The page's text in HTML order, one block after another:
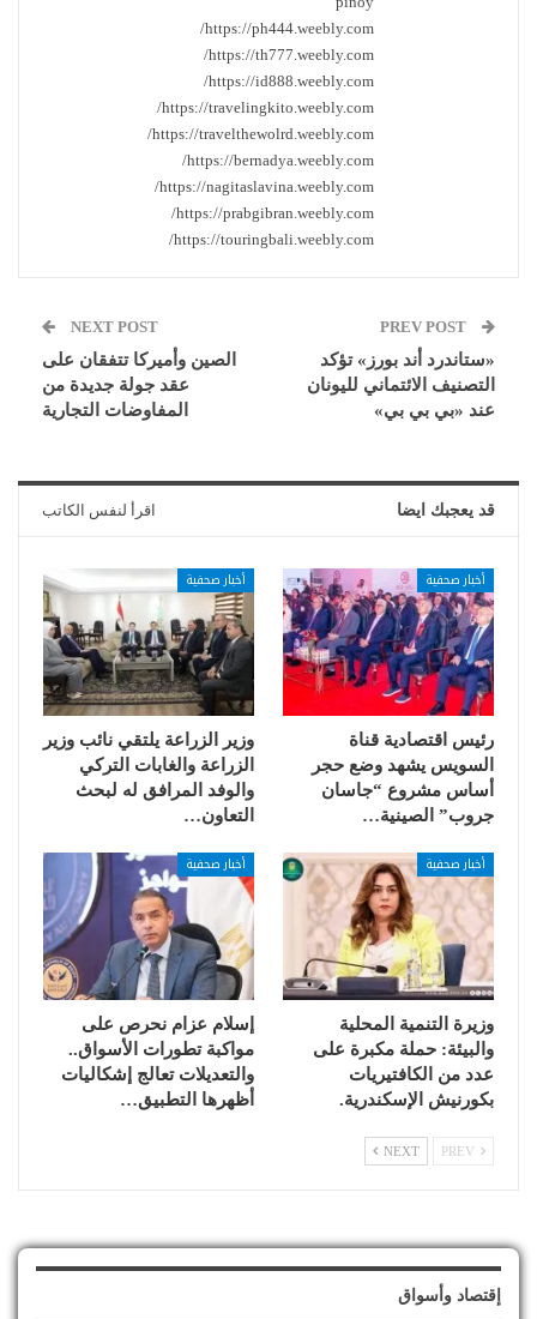
https://ph444.weebly.com/
https://th777.weebly.com/
https://id888.weebly.com/
https://travelingkito.weebly.com/
https://travelthewolrd.weebly.com/
https://bernadya.weebly.com/
https://nagitaslavina.weebly.com/
https://prabgibran.weebly.com/
https://touringbali.weebly.com/
«ستاندرد أند بورز» تؤكد
التصنيف الائتماني لليونان
عند «بي بي بي»
NEXT POST
الصين وأميركا تتفقان على
عقد جولة جديدة من
المفاوضات التجارية
قد يعجبك ايضا اقرأ لنفس الكاتب
أخبار صحفية
رئيس اقتصادية قناة
السويس يشهد وضع حجر
أساس مشروع “جاسان
جروب” الصينية…
أخبار صحفية
وزير الزراعة يلتقي نائب وزير
الزراعة والغابات التركي
والوفد المرافق له لبحث
التعاون…
أخبار صحفية
وزيرة التنمية المحلية
والبيئة: حملة مكبرة على
عدد من الكافتيريات
بكورنيش الإسكندرية.
أخبار صحفية
إسلام عزام نحرص على
مواكبة تطورات الأسواق..
والتعديلات تعالج إشكاليات
أظهرها التطبيق…
NEXT
إقتصاد وأسواق